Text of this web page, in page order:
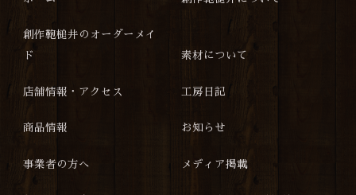
創作鞄槌井のオーダーメイ
ド
素材について
店舗情報・アクセス 工房日記
商品情報 お知らせ
事業者の方へ メディア掲載